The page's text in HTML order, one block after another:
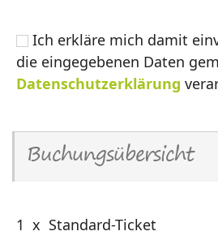
Ich erkläre mich damit
die eingegebenen Daten
Datenschutzerklärung
Buchungsübersicht
1 x Standard-Ticket